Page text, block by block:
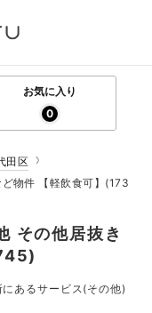
お気に入り
0
田区
物件 【軽飲食可】(173
その他居抜き
あるサービス(その他)